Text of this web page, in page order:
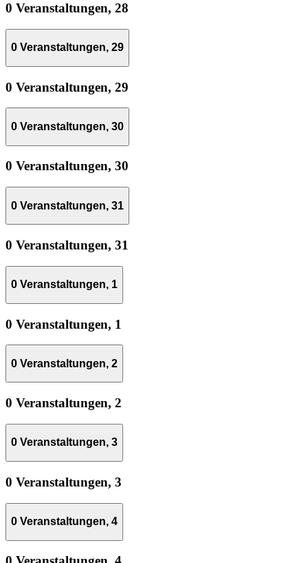
0 Veranstaltungen, 28
0 Veranstaltungen, 29
0 Veranstaltungen, 29
0 Veranstaltungen, 30
0 Veranstaltungen, 30
0 Veranstaltungen, 31
0 Veranstaltungen, 31
0 Veranstaltungen, 1
0 Veranstaltungen, 1
0 Veranstaltungen, 2
0 Veranstaltungen, 2
0 Veranstaltungen, 3
0 Veranstaltungen, 3
0 Veranstaltungen, 4